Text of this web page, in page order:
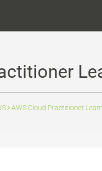
AWS Cloud Practitioner